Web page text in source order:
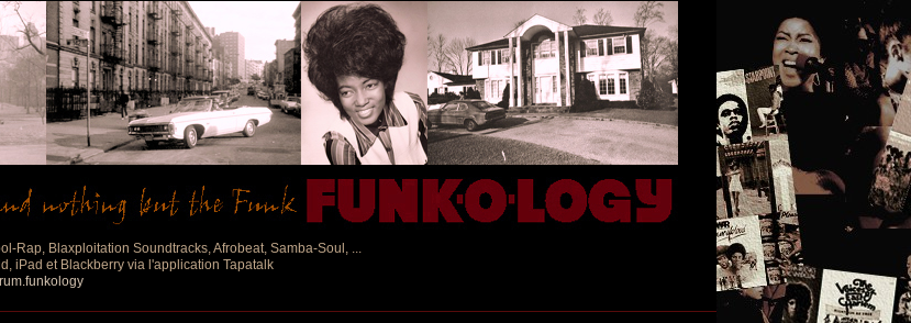
Rap, Blaxploitation Soundtracks, Afrobeat, Samba-Soul, ...
iPad et Blackberry via l'application Tapatalk